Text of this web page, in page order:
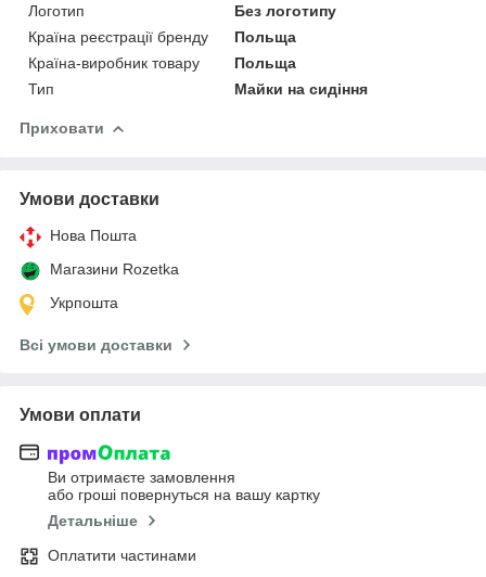
Логотип
Без логотипу
Країна реєстрації бренду
Польща
Країна-виробник товару
Польща
Тип
Майки на сидіння
Приховати
Умови доставки
Нова Пошта
Магазини Rozetka
Укрпошта
Всі умови доставки
Умови оплати
Ви отримаєте замовлення
або гроші повернуться на вашу картку
Детальніше
Оплатити частинами